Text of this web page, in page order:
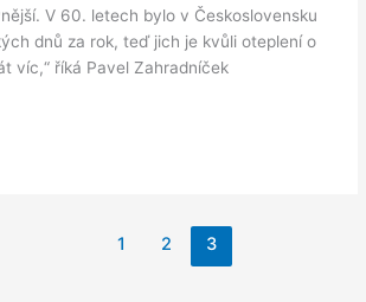
V 60. letech bylo v Československu
dnů za rok, teď jich je kvůli oteplení o
víc,“ říká Pavel Zahradníček
1 2 3